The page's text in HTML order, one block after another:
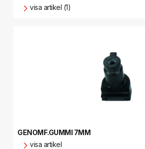
visa artikel (1)
GENOMF.GUMMI 7MM
visa artikel